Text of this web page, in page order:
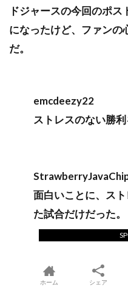
ドジャースの今回のポ
になったけど、ファンの
だ。
emcdeezy22
ストレスのない勝
面白いことに、ス
た試合だけだった。
ホーム シェア